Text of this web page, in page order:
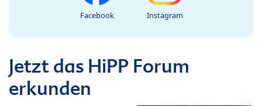
Facebook Instagram
Jetzt das HiPP Forum
erkunden